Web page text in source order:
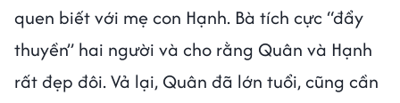
quen biết với mẹ con Hạnh. Bà tích cực “đẩy
thuyền” hai người và cho rằng Quân và Hạnh
rất đẹp đôi. Vả lại, Quân đã lớn tuổi, cũng cần